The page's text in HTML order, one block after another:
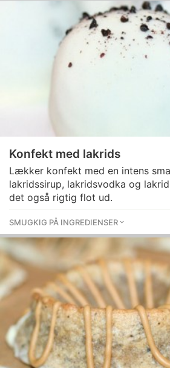
Konfekt med lakrids
Lækker konfekt med en intens
lakridssirup, lakridsvodka og
det også rigtig flot ud.
SMUGKIG PÅ INGREDIENSER